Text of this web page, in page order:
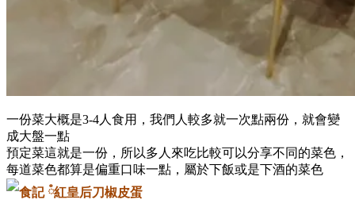
一份菜大概是3-4人食用，我們人較多就一次點兩份，就會變
成大盤一點
預定菜這就是一份，所以多人來吃比較可以分享不同的菜色，
每道菜色都算是偏重口味一點，屬於下飯或是下酒的菜色
刀椒皮蛋